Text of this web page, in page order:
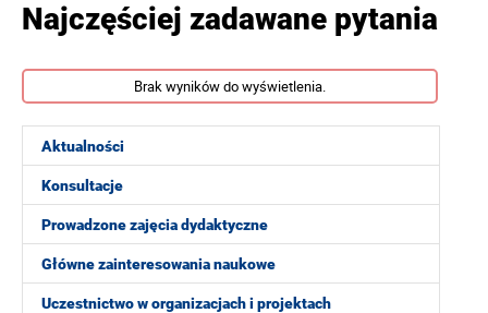
Aktualności
Konsultacje
Prowadzone zajęcia dydaktyczne
Główne zainteresowania naukowe
Uczestnictwo w organizacjach i projektach
Najczęściej zadawane pytania
Brak wyników do wyświetlenia.